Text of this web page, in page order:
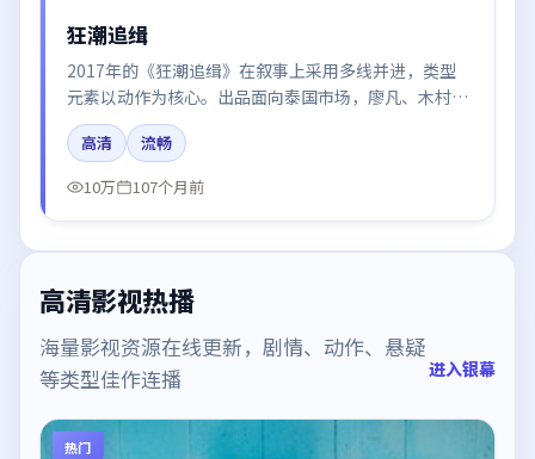
狂潮追缉
2017年的《狂潮追缉》在叙事上采用多线并进，类型
元素以动作为核心。出品面向泰国市场，廖凡、木村拓
哉、谭卓、迪丽热巴所饰角色推动关键反转，结尾留白
引发讨论。
高清
流畅
10万
107个月前
高清影视热播
海量影视资源在线更新，剧情、动作、悬疑
等类型佳作连播
进入银幕
热门